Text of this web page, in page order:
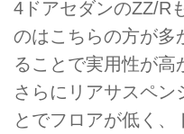
4ドアセダンのZZ/R
のはこちらの方が多
ることで実用性が高
さらにリアサスペン
とでフロアが低く、